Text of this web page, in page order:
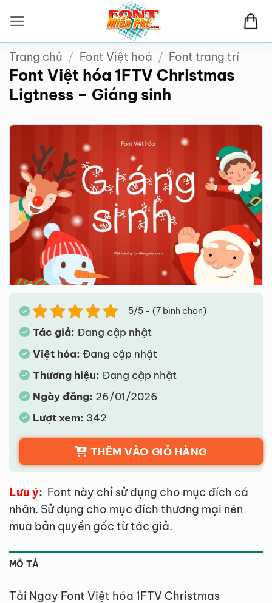
qua
nội
dung
Trang chủ / Font Việt hoá / Font trang trí
Font Việt hóa 1FTV Christmas
Ligtness – Giáng sinh
5/5 - (7 bình chọn)
Tác giả: Đang cập nhật
Việt hóa: Đang cập nhật
Thương hiệu: Đang cập nhật
Ngày đăng: 26/01/2026
Lượt xem: 342
THÊM VÀO GIỎ HÀNG
Lưu ý: Font này chỉ sử dụng cho mục đích cá
nhân. Sử dụng cho mục đích thương mại nên
mua bản quyền gốc từ tác giả.
MÔ TẢ
Tải Ngay Font Việt hóa 1FTV Christmas